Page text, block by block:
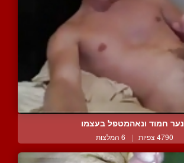
נער חמוד ונאהמטפל בעצמו
4790 צפיות | 6 המלצות